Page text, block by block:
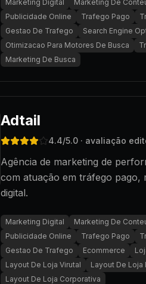
Marketing Digital Marketing De
Publicidade Online
Trafego Pago
Gestao De Trafego
Search Engine
Otimizacao Para Motores De Busca
Marketing De Busca
Adtail
4.4/5.0 · avaliação
Agência de marketing de
com atuação em tráfego pago,
digital.
Marketing Digital Marketing De
Publicidade Online
Trafego Pago
Gestao De Trafego
Ecommerce
Layout De Loja Virutal
Layout De Loja
Layout De Loja Corporativa